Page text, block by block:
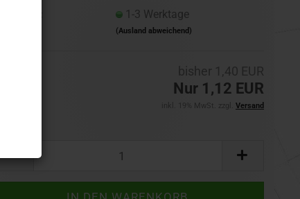
1-3 Werktage
(Ausland abweichend)
bisher 1,40 EUR
Nur 1,12 EUR
inkl. 19% MwSt. zzgl. Versand